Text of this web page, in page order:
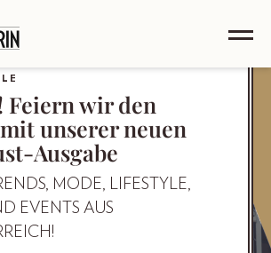
Feiern wir den
unserer neuen
Ausgabe
MODE, LIFESTYLE,
EVENTS AUS